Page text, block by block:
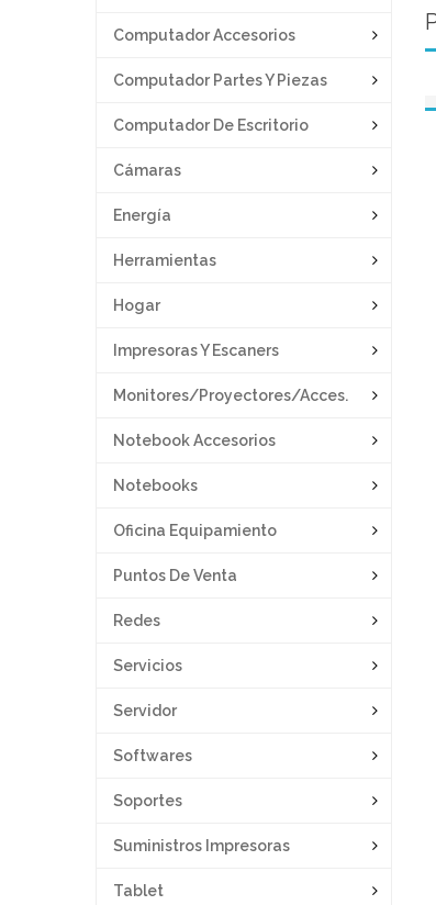
Computador Accesorios
Computador Partes Y Piezas
Computador De Escritorio
Cámaras
Energía
Herramientas
Hogar
Impresoras Y Escaners
Monitores/proyectores/acces.
Notebook Accesorios
Notebooks
Oficina Equipamiento
Puntos De Venta
Redes
Servicios
Servidor
Softwares
Soportes
Suministros Impresoras
Tablet